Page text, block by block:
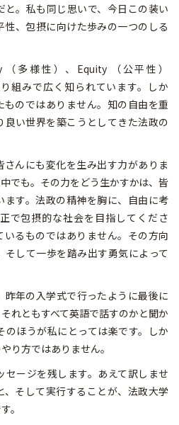
。私も同じ思いで、今日この装い
、包摂に向けた歩みの一つのしる
（多様性）、Equity （公平性）
組みで広く知られています。しか
ものではありません。知の自由を重
い世界を築こうとしてきた法政の
んにも変化を生み出す力がありま
でも。その力をどう生かすかは、皆
ます。法政の精神を胸に、自由に考
で包摂的な社会を目指してくださ
るものではありません。その方向
して一歩を踏み出す勇気によって
昨年の入学式で行ったように最後に
れともすべて英語で話すのかと聞か
ほうが私にとっては楽です。しか
り方ではありません。
ージを残します。あえて訳しませ
そして実行することが、法政大学
。